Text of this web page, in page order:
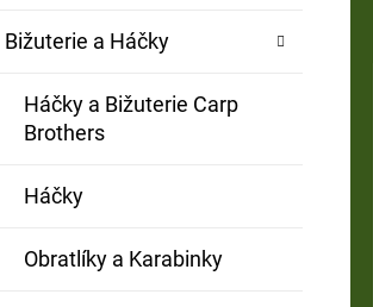
Bižuterie a Háčky
Háčky a Bižuterie Carp
Brothers
Háčky
Obratlíky a Karabinky